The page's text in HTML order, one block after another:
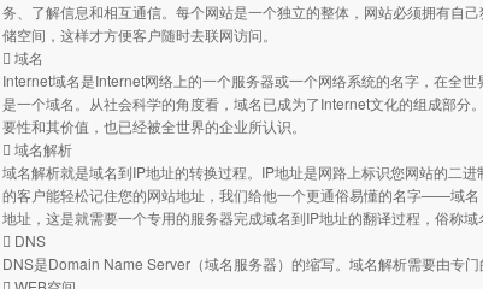
务、了解信息和相互通信。每个网站是一个独立的整体，网站必须拥有
储空间，这样才方便客户随时去联网访问。
 域名
Internet域名是Internet网络上的一个服务器或一个网络系统的名字，在全
是一个域名。从社会科学的角度看，域名已成为了Internet文化的组成部
要性和其价值，也已经被全世界的企业所认识。
 域名解析
域名解析就是域名到IP地址的转换过程。IP地址是网路上标识您网站的二
的客户能轻松记住您的网站地址，我们给他一个更通俗易懂的名字——域
地址，这是就需要一个专用的服务器完成域名到IP地址的翻译过程，俗称域
 DNS
DNS是Domain Name Server（域名服务器）的缩写。域名解析需要由专